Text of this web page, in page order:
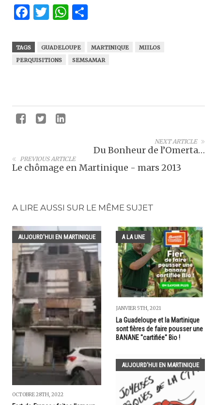
Facebook
Twitter
WhatsApp
TAGS GUADELOUPE MARTINIQUE
MIILOS
PERQUISITIONS
SEMSAMAR
NEXT ARTICLE
Du Bonheur de l’Omerta…
PREVIOUS ARTICLE
Le chômage en Martinique - mars 2013
A LIRE AUSSI SUR LE MÊME SUJET
AUJOURD'HUI EN MARTINIQUE
OCTOBRE 28TH, 2022
A LA UNE
JANVIER 5TH, 2021
La Guadeloupe et la Martinique
sont fières de faire pousser une
BANANE "cartifiée" Bio !
AUJOURD'HUI EN MARTINIQUE